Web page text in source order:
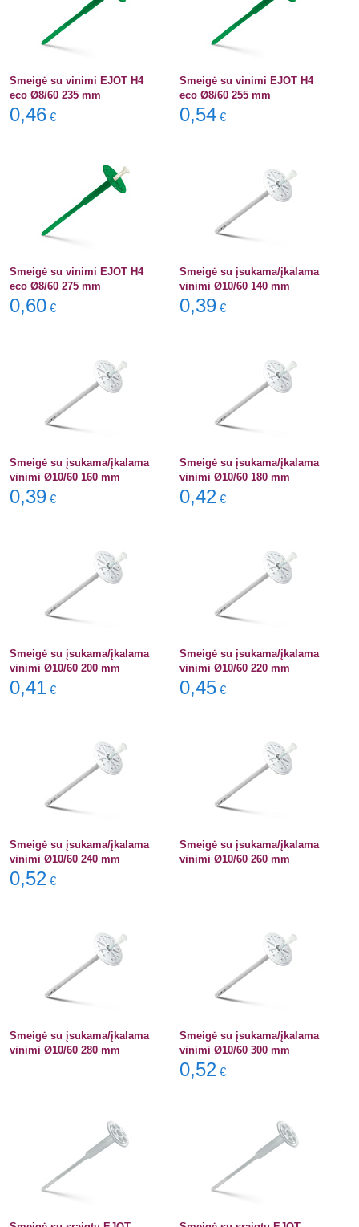
Smeigė su vinimi EJOT H4
eco Ø8/60 235 mm
0,46 €
Smeigė su vinimi EJOT H4
eco Ø8/60 255 mm
0,54 €
Smeigė su vinimi EJOT H4
eco Ø8/60 275 mm
0,60 €
Smeigė su įsukama/įkalama
vinimi Ø10/60 140 mm
0,39 €
Smeigė su įsukama/įkalama
vinimi Ø10/60 160 mm
0,39 €
Smeigė su įsukama/įkalama
vinimi Ø10/60 180 mm
0,42 €
Smeigė su įsukama/įkalama
vinimi Ø10/60 200 mm
0,41 €
Smeigė su įsukama/įkalama
vinimi Ø10/60 220 mm
0,45 €
Smeigė su įsukama/įkalama
vinimi Ø10/60 240 mm
0,52 €
Smeigė su įsukama/įkalama
vinimi Ø10/60 260 mm
Smeigė su įsukama/įkalama
vinimi Ø10/60 280 mm
Smeigė su įsukama/įkalama
vinimi Ø10/60 300 mm
0,52 €